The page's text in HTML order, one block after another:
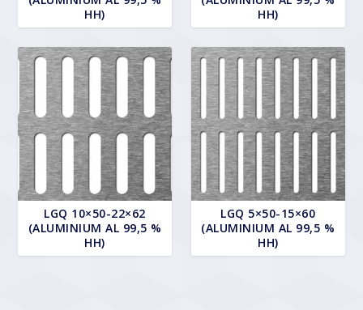
HH)
HH)
LGQ 10×50-22×62
(ALUMINIUM AL 99,5 %
HH)
LGQ 5×50-15×60
(ALUMINIUM AL 99,5 %
HH)